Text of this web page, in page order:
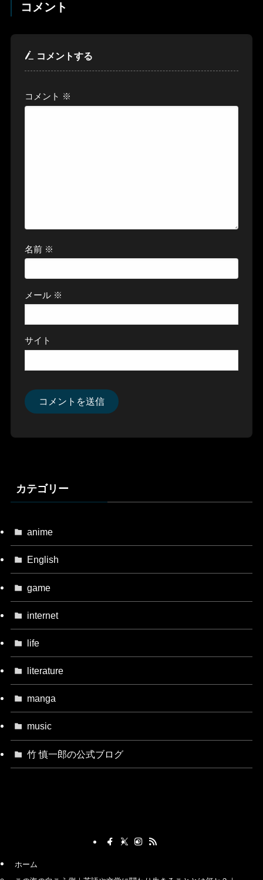
コメント
コメントする
コメント ※
名前 ※
メール ※
サイト
カテゴリー
anime
English
game
internet
life
literature
manga
music
竹 慎一郎の公式ブログ
ホーム